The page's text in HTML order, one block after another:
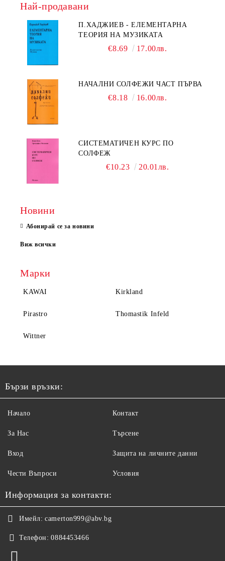
Най-продавани
П.ХАДЖИЕВ - ЕЛЕМЕНТАРНА
ТЕОРИЯ НА МУЗИКАТА
€8.69 17.00лв.
НАЧАЛНИ СОЛФЕЖИ ЧАСТ ПЪРВА
€8.18 16.00лв.
СИСТЕМАТИЧЕН КУРС ПО
СОЛФЕЖ
€10.23 20.01лв.
Новини
Абонирай се за новини
Виж всички
Марки
KAWAI Kirkland
Pirastro Thomastik Infeld
Wittner
Бързи връзки:
Начало
За Нас
Вход
Чести Въпроси
Контакт
Търсене
Защита на личните данни
Условия
Информация за контакти:
Имейл: camerton999@abv.bg
Телефон: 0884453466